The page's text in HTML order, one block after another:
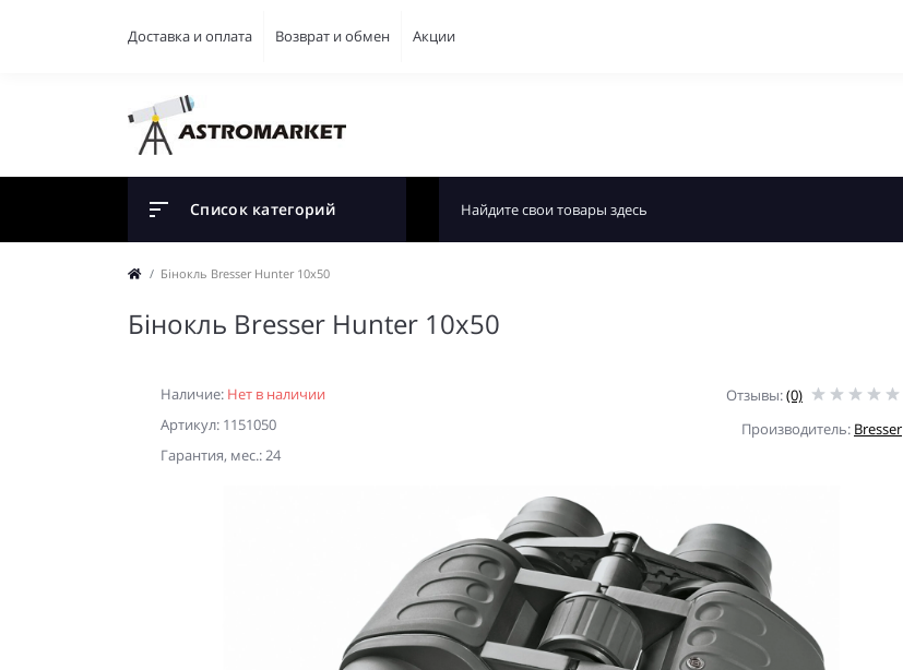
Доставка и оплата Возврат и обмен Акции
Список категорий
Бiнокль Bresser Hunter 10x50
Бiнокль Bresser Hunter 10x50
Наличие: Нет в наличии
Артикул: 1151050
Гарантия, мес.: 24
Отзывы:(0)
Производитель: Bresser